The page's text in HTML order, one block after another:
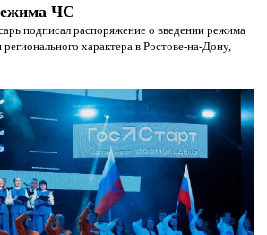
ЧС
подписал распоряжение о введении режима
характера в Ростове-на-Дону,
конфиденциальности и
конфиденциальности и